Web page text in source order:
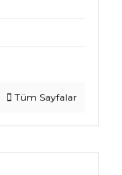
Tüm Sayfalar